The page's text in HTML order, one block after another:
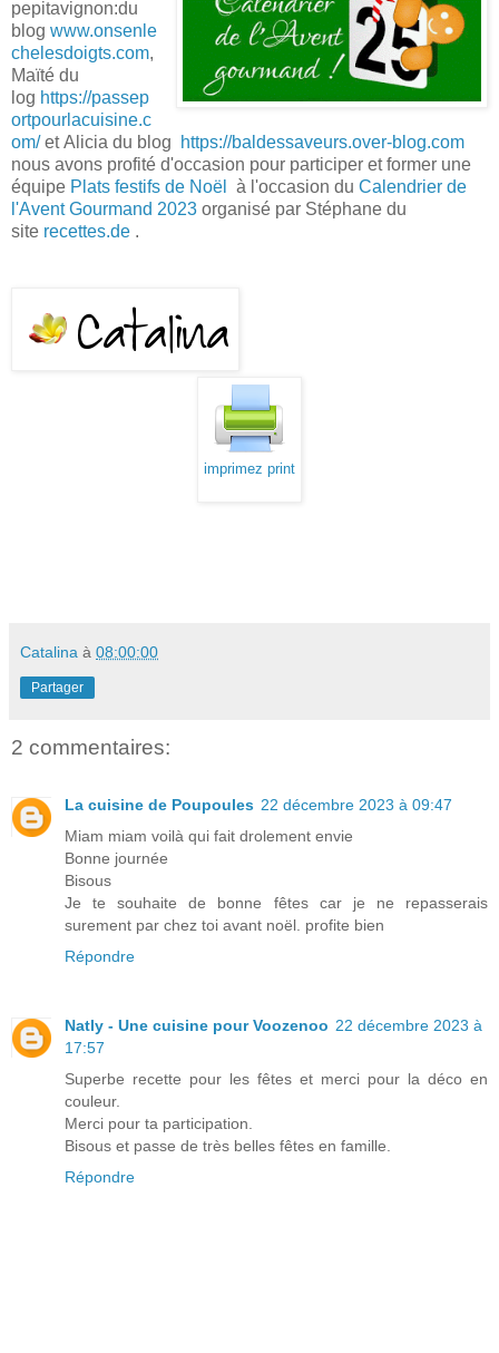
pepitavignon:du
blog www.onsenle
chelesdoigts.com,
Maïté du
log https://passep
ortpourlacuisine.c
om/et Alicia du blog
https://baldessaveurs.over-blog.com
nous avons profité d'occasion pour participer et former une
équipe Plats festifs de Noël à l'occasion du Calendrier de
l'Avent Gourmand 2023 organisé par Stéphane du
site recettes.de .
imprimez print
Catalina à 08:00:00
Partager
2 commentaires:
La cuisine de Poupoules 22 décembre 2023 à 09:47
Miam miam voilà qui fait drolement envie
Bonne journée
Bisous
Je te souhaite de bonne fêtes car je ne repasserais
surement par chez toi avant noël. profite bien
Répondre
Natly - Une cuisine pour Voozenoo 22 décembre 2023 à
17:57
Superbe recette pour les fêtes et merci pour la déco en
couleur.
Merci pour ta participation.
Bisous et passe de très belles fêtes en famille.
Répondre